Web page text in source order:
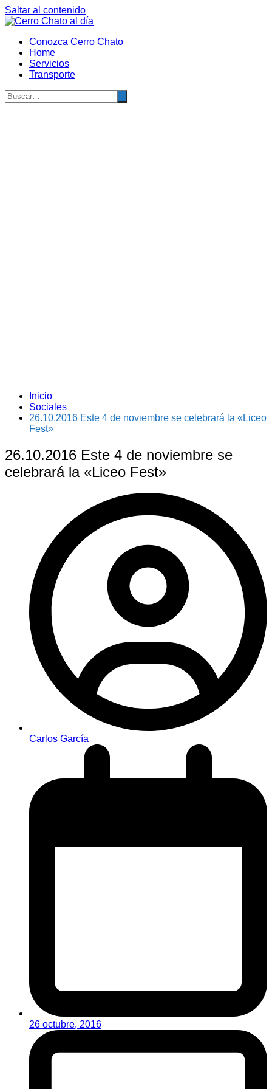
Saltar al contenido
Conozca Cerro Chato
Home
Servicios
Transporte
Inicio
Sociales
26.10.2016 Este 4 de noviembre se celebrará la «Liceo
Fest»
26.10.2016 Este 4 de noviembre se
celebrará la «Liceo Fest»
Carlos García
26 octubre, 2016